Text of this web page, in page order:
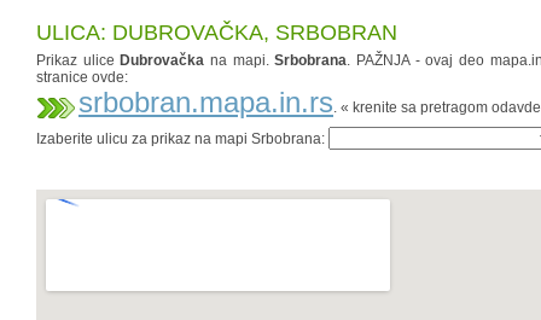
ULICA: DUBROVAČKA, SRBOBRAN
Prikaz ulice Dubrovačka na mapi.Srbobrana. PAŽNJA - ovaj deo
stranice ovde:
srbobran.mapa.in.rs. « krenite sa pretragom odavde
Izaberite ulicu za prikaz na mapi Srbobrana: